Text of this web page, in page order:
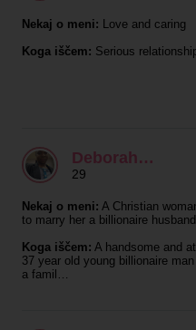
Nekaj o meni: Love and caring
Koga iščem: Serious
Deborah…
29
Nekaj o meni: A Christian
to marry her a billionaire
Koga iščem: A handsome and
37 year old young billionaire
a famil…